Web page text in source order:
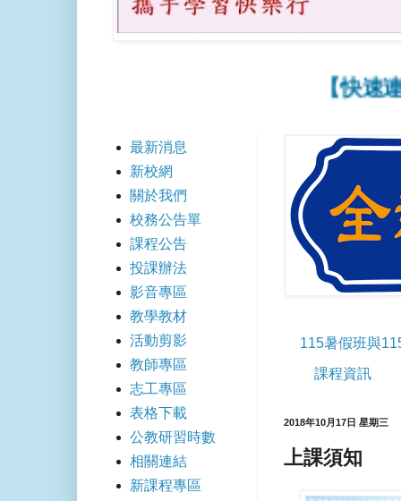
【快速連結
115暑假班與
課程資訊
2018年10月17日 星期三
上課須知
最新消息
新校網
關於我們
校務公告單
課程公告
投課辦法
影音專區
教學教材
活動剪影
教師專區
志工專區
表格下載
公教研習時數
相關連結
新課程專區